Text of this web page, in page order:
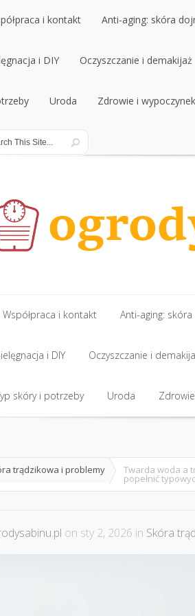
i kontakt Anti-aging: skóra
i DIY Oczyszczanie i demakijaż
Uroda Zdrowie i wypoczynek
Współpraca i kontakt Anti-aging: skóra
i DIY Oczyszczanie i
skóry i potrzeby Uroda
trądzikowa i problemy Twarda woda a
popełnić
on sty 2, 2026 in Skóra